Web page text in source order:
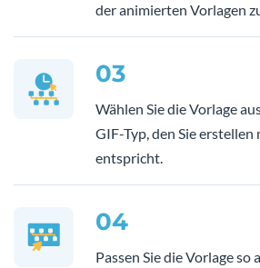
der animierten Vorlagen
03
Wählen Sie die Vorlage
GIF-Typ, den Sie erstellen
entspricht.
04
Passen Sie die Vorlage so